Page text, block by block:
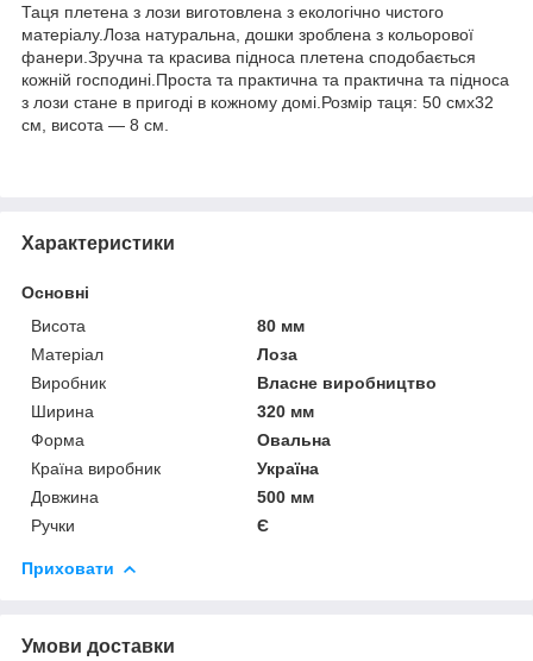
Таця плетена з лози виготовлена з екологічно чистого
матеріалу.Лоза натуральна, дошки зроблена з кольорової
фанери.Зручна та красива підноса плетена сподобається
кожній господині.Проста та практична та практична та підноса
з лози стане в пригоді в кожному домі.Розмір таця: 50 смх32
см, висота — 8 см.
Характеристики
Основні
Висота
80 мм
Матеріал
Лоза
Виробник
Власне виробництво
Ширина
320 мм
Форма
Овальна
Країна виробник
Україна
Довжина
500 мм
Ручки
Є
Приховати
Умови доставки